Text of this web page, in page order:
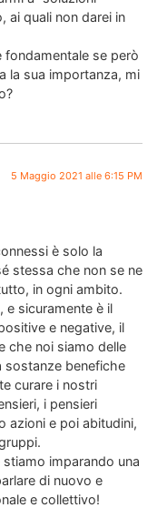
ai quali non darei in
fondamentale se però
la sua importanza, mi
5 Maggio 2021 alle 6:15 PM
è solo la
stessa che non se ne
in ogni ambito.
e sicuramente è il
e negative, il
che noi siamo delle
sostanze benefiche
curare i nostri
i pensieri
azioni e poi abitudini,
imparando una
di nuovo e
e collettivo!